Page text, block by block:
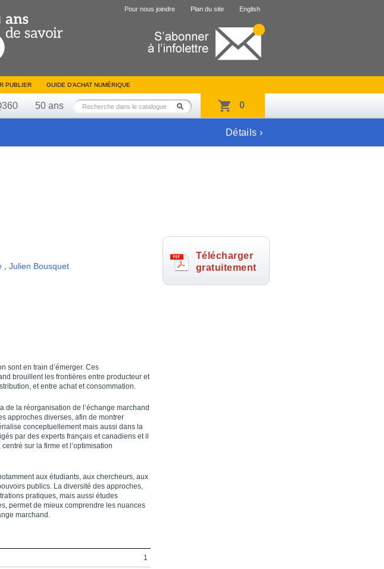
Pour nous joindre Plan du site English
PUBLIER GUIDE D’ACHAT NUMÉRIQUE
50 ans 0
Détails ›
Julien Bousquet
sont en train d’émerger. Ces
brouillent les frontières entre producteur et
et entre achat et consommation.
de la réorganisation de l’échange marchand
approches diverses, afin de montrer
conceptuellement mais aussi dans la
par des experts français et canadiens et il
sur la firme et l’optimisation
aux étudiants, aux chercheurs, aux
publics. La diversité des approches,
pratiques, mais aussi études
permet de mieux comprendre les nuances
marchand.
1
Télécharger
gratuitement